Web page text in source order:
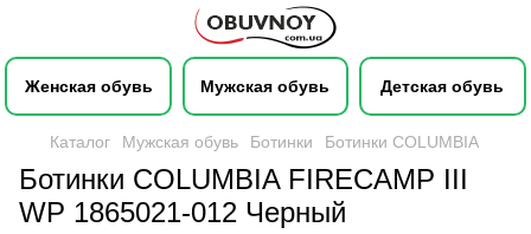
Женская обувь Мужская обувь Детская обувь
Каталог Мужская обувь Ботинки Ботинки COLUMBIA
Ботинки COLUMBIA FIRECAMP III
WP 1865021-012 Черный